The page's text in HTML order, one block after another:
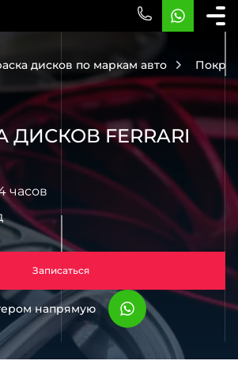
дисков по маркам авто
FERRARI
Записаться
напрямую
часов